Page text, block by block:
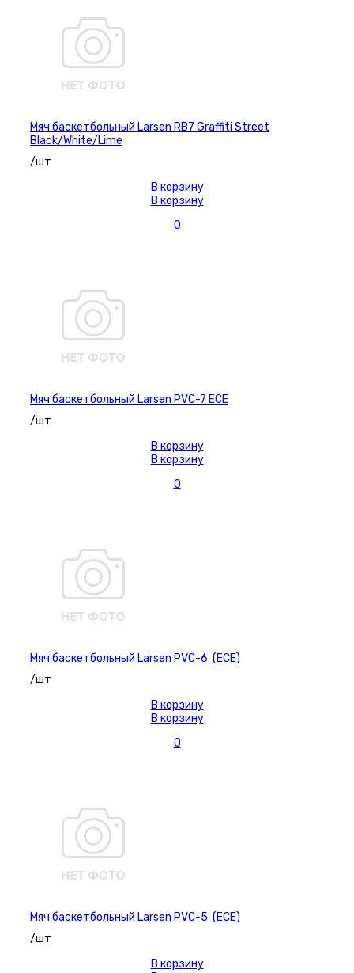
Мяч баскетбольный Larsen RB7 Graffiti Street
Black/White/Lime
/шт
В корзину
В корзину
0
Мяч баскетбольный Larsen PVC-7 ECE
/шт
В корзину
В корзину
0
Мяч баскетбольный Larsen PVC-6 (ECE)
/шт
В корзину
В корзину
0
Мяч баскетбольный Larsen PVC-5 (ECE)
/шт
В корзину